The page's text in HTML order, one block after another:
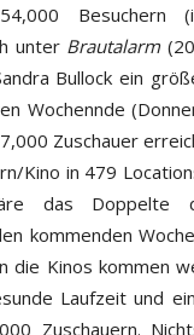
Besuchern
unter Brautalarm
Bullock ein
Wochennde
Zuschauer
Kino in 479
das Doppelte
kommenden
die Kinos kommen
Laufzeit und
Zuschauern.